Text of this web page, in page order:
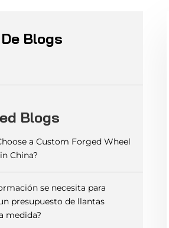
Blogs
Blogs
a Custom Forged Wheel
China?
se necesita para
presupuesto de llantas
medida?